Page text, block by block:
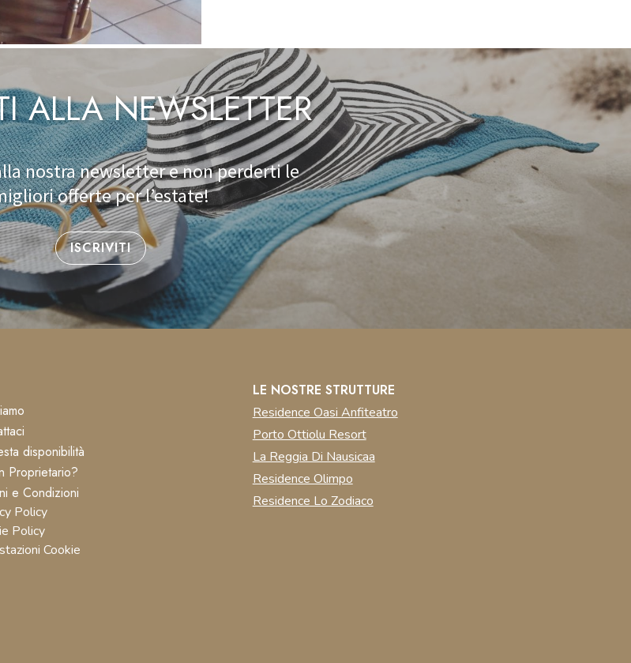
ALLA NEWSLETTER
nostra newsletter e non perderti le
offerte per l’estate!
ISCRIVITI
disponibilità
Proprietario?
e Condizioni
Policy
Policy
Cookie
LE NOSTRE STRUTTURE
Residence Oasi Anfiteatro
Porto Ottiolu Resort
La Reggia Di Nausicaa
Residence Olimpo
Residence Lo Zodiaco